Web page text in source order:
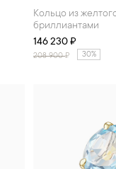
Кольцо из желтого золота с топазом и
бриллиантами
146 230 ₽
208 900₽ 30%